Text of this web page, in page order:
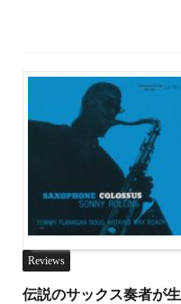
Reviews
伝説のサックス奏者が生